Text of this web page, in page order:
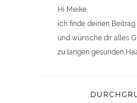
Hi Meike,
ich finde deinen
und wünsche dir alles
zu langen gesunden